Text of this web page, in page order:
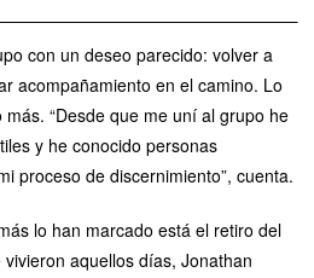
con un deseo parecido: volver a
acompañamiento en el camino. Lo
“Desde que me uní al grupo he
y he conocido personas
proceso de discernimiento”, cuenta.
lo han marcado está el retiro del
aquellos días, Jonathan